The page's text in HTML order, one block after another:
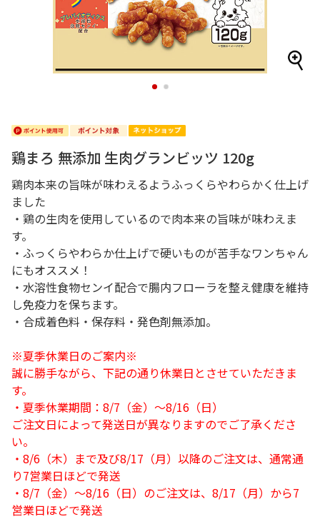
1 2
鶏まろ 無添加 生肉グランビッツ 120g
鶏肉本来の旨味が味わえるようふっくらやわらかく仕上げ
ました
・鶏の生肉を使用しているので肉本来の旨味が味わえま
す。
・ふっくらやわらか仕上げで硬いものが苦手なワンちゃん
にもオススメ！
・水溶性食物センイ配合で腸内フローラを整え健康を維持
し免疫力を保ちます。
・合成着色料・保存料・発色剤無添加。
※夏季休業日のご案内※
誠に勝手ながら、下記の通り休業日とさせていただきま
す。
・夏季休業期間：8/7（金）～8/16（日）
ご注文日によって発送日が異なりますのでご了承くださ
い。
・8/6（木）まで及び8/17（月）以降のご注文は、通常通
り7営業日ほどで発送
・8/7（金）～8/16（日）のご注文は、8/17（月）から7
営業日ほどで発送